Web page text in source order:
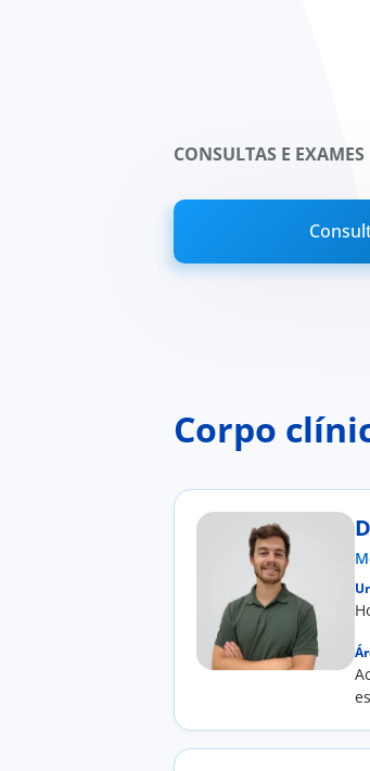
CONSULTAS E EXAMES
Corpo